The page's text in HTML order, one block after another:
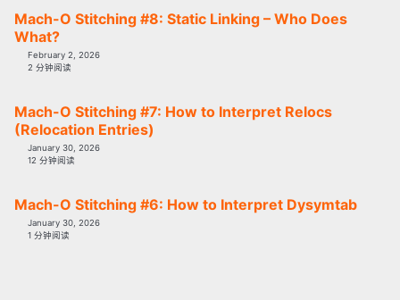
Mach-O Stitching #8: Static Linking – Who Does
What?
February 2, 2026
2 分钟阅读
Mach-O Stitching #7: How to Interpret Relocs
(Relocation Entries)
January 30, 2026
12 分钟阅读
Mach-O Stitching #6: How to Interpret Dysymtab
January 30, 2026
1 分钟阅读